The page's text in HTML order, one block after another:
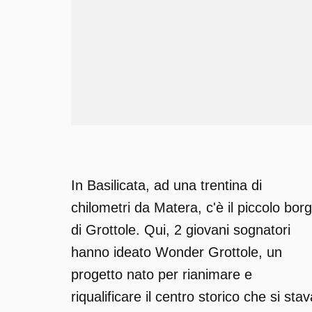
In Basilicata, ad una trentina di
chilometri da Matera, c'è il piccolo
di Grottole. Qui, 2 giovani sognatori
hanno ideato Wonder Grottole, un
progetto nato per rianimare e
riqualificare il centro storico che si